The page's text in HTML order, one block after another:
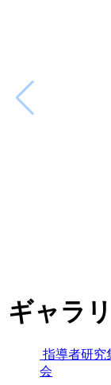
ギャラ
指導者研究
会